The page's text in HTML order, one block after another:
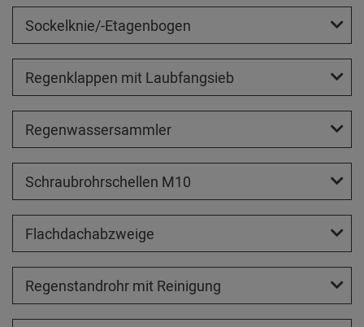
Sockelknie/-Etagenbogen
Regenklappen mit Laubfangsieb
Regenwassersammler
Schraubrohrschellen M10
Flachdachabzweige
Regenstandrohr mit Reinigung